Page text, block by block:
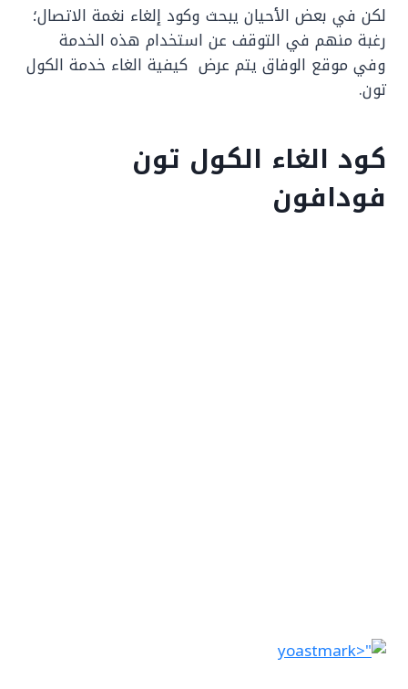
لكن في بعض الأحيان يبحث وكود إلغاء نغمة الاتصال؛
رغبة منهم في التوقف عن استخدام هذه الخدمة
وفي موقع الوفاق يتم عرض كيفية الغاء خدمة الكول
تون.
كود الغاء الكول تون
فودافون